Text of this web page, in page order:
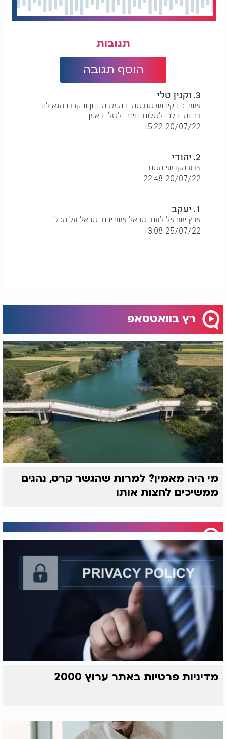
תגובות
הוסף תגובה
3. וקנין טלי
אשריכם קידוש שם שמים ממש מי יתן ותקרבו הגאולה
ברחמים לכו לשלום וחיזרו לשלום אמן
20/07/22 15:22
2. יהודי
צבע מקדשי השם
20/07/22 22:48
1. יעקב
ארץ ישראל לעם ישראל אשריכם ישראל על הכל
25/07/22 13:08
רץ בוואטסאפ
מי היה מאמין? למרות שהגשר קרס, נהגים
ממשיכים לחצות אותו
מדיניות פרטיות באתר ערוץ 2000